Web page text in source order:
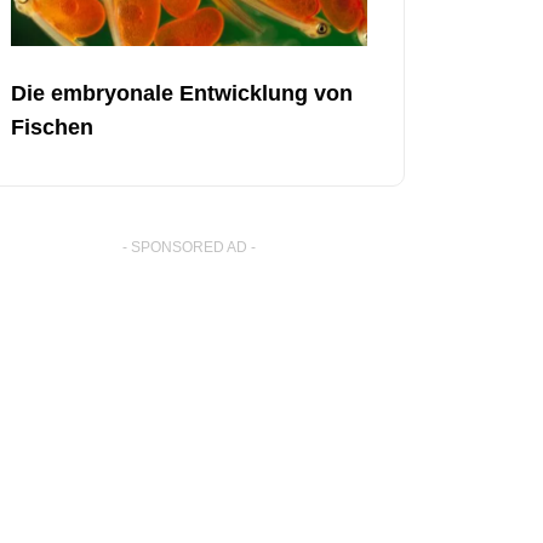
Die embryonale Entwicklung von
Fischen
- SPONSORED AD -